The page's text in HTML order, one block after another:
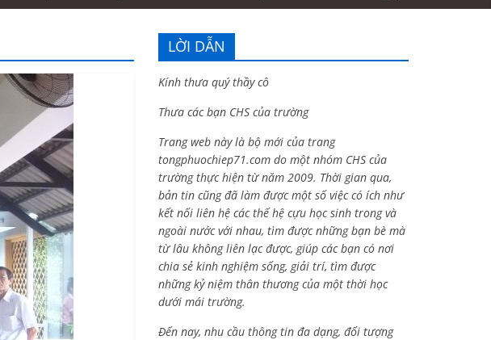
LỜI DẪN
Kính thưa quý thầy cô
Thưa các bạn CHS của trường
Trang web này là bộ mới của trang
tongphuochiep71.com do một nhóm CHS của
trường thực hiện từ năm 2009. Thời gian qua,
bản tin cũng đã làm được một số việc có ích như
kết nối liên hệ các thế hệ cựu học sinh trong và
ngoài nước với nhau, tìm được những bạn bè mà
từ lâu không liên lạc được, giúp các bạn có nơi
chia sẻ kinh nghiệm sống, giải trí, tìm được
những kỷ niệm thân thương của một thời học
dưới mái trường.
Đến nay, nhu cầu thông tin đa dạng, đối tượng